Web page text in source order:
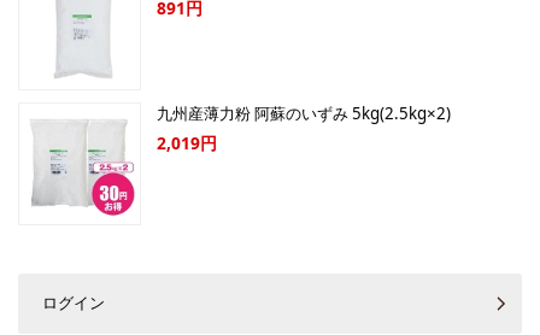
891円
九州産薄力粉 阿蘇のいずみ 5kg(2.5kg×2)
2,019円
ログイン